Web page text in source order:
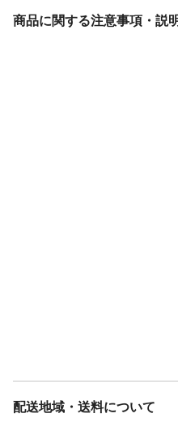
商品に関する注意事項・説
配送地域・送料について